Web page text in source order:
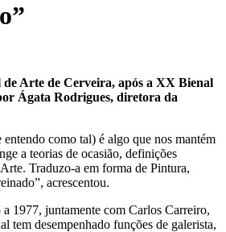
Arte de Cerveira, após a XX Bienal
Ágata Rodrigues, diretora da
como tal) é algo que nos mantém
a teorias de ocasião, definições
Traduzo-a em forma de Pintura,
acrescentou.
1977, juntamente com Carlos Carreiro,
desempenhado funções de galerista,